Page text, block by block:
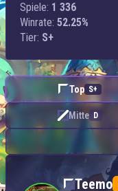
Spiele: 1 336
Winrate: 52.25%
Tier: S+
Top S+
Mitte D
Teemo — Top
Teemo